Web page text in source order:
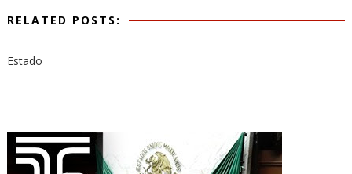
RELATED POSTS:
Estado